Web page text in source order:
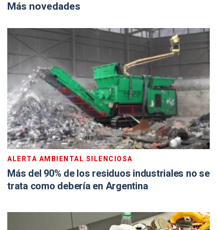
Más novedades
ALERTA AMBIENTAL SILENCIOSA
Más del 90% de los residuos industriales no se
trata como debería en Argentina